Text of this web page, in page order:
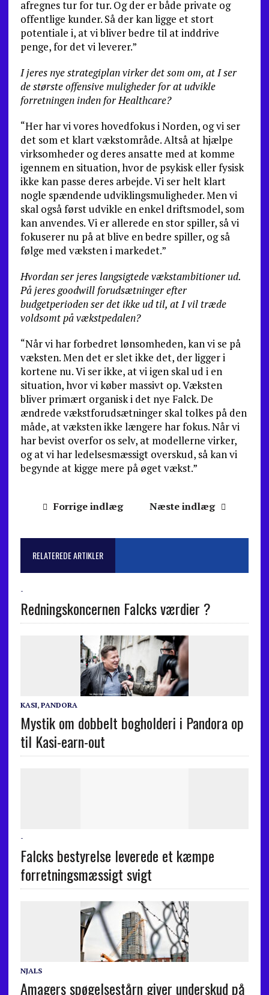
afregnes tur for tur. Og der er både private og
offentlige kunder. Så der kan ligge et stort
potentiale i, at vi bliver bedre til at inddrive
penge, for det vi leverer.”
I jeres nye strategiplan virker det som om, at I ser
de største offensive muligheder for at udvikle
forretningen inden for Healthcare?
“Her har vi vores hovedfokus i Norden, og vi ser
det som et klart vækstområde. Altså at hjælpe
virksomheder og deres ansatte med at komme
igennem en situation, hvor de psykisk eller fysisk
ikke kan passe deres arbejde. Vi ser helt klart
nogle spændende udviklingsmuligheder. Men vi
skal også først udvikle en enkel driftsmodel, som
kan anvendes. Vi er allerede en stor spiller, så vi
fokuserer nu på at blive en bedre spiller, og så
følge med væksten i markedet.”
Hvordan ser jeres langsigtede vækstambitioner ud.
På jeres goodwill forudsætninger efter
budgetperioden ser det ikke ud til, at I vil træde
voldsomt på vækstpedalen?
“Når vi har forbedret lønsomheden, kan vi se på
væksten. Men det er slet ikke det, der ligger i
kortene nu. Vi ser ikke, at vi igen skal ud i en
situation, hvor vi køber massivt op. Væksten
bliver primært organisk i det nye Falck. De
ændrede vækstforudsætninger skal tolkes på den
måde, at væksten ikke længere har fokus. Når vi
har bevist overfor os selv, at modellerne virker,
og at vi har ledelsesmæssigt overskud, så kan vi
begynde at kigge mere på øget vækst.”
Forrige indlæg Næste indlæg
RELATEREDE ARTIKLER
-
Redningskoncernen Falcks værdier ?
KASI, PANDORA
Mystik om dobbelt bogholderi i Pandora op
til Kasi-earn-out
-
Falcks bestyrelse leverede et kæmpe
forretningsmæssigt svigt
NJALS
Amagers spøgelsestårn giver underskud på